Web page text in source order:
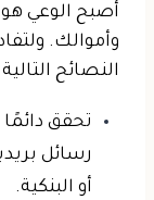
أصبح الوعي
وأموالك.
النصائح
تحقق
رسائل
أو البنكية.